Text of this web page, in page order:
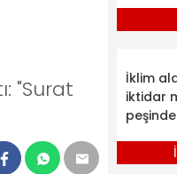
"Surat
İklim
iktidar
peşinde